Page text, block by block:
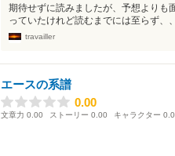
期待せずに読みましたが、予想よりも
っていたけれど読むまでには至らず、
travailler
エースの系譜
0.00
0.00
文章力 0.00 ストーリー 0.00 キャラクター